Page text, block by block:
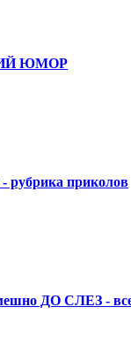
ЮМОР
рубрика приколов
ДО СЛЕЗ -